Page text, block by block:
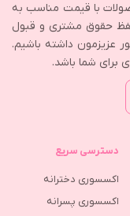
با قیمت مناسب به
حقوق مشتری و قبول
عزیزمون داشته باشیم.
برای شما باشد.
دسترسی سریع
اکسسوری دخترانه
اکسسوری پسرانه